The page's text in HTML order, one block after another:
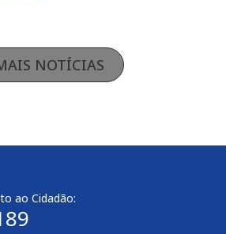
NOTÍCIAS
ao Cidadão: